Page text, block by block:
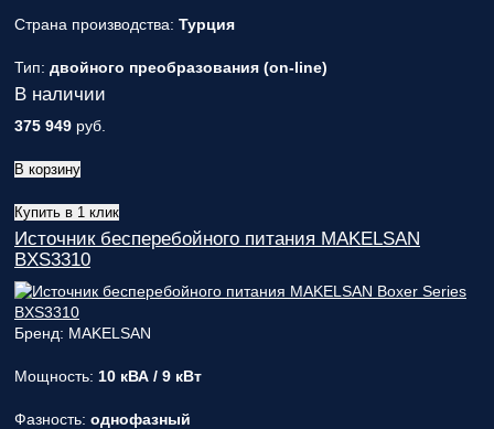
Страна производства: Турция
Тип: двойного преобразования (on-line)
В наличии
375 949 руб.
В корзину
Купить в 1 клик
Источник бесперебойного питания MAKELSAN
BXS3310
Бренд: MAKELSAN
Мощность: 10 кВА / 9 кВт
Фазность: однофазный